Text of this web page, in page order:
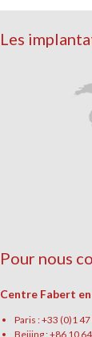
Les
Pour nous
Centre Fabert
Paris : +33 (0)1
Beijing : +86 10